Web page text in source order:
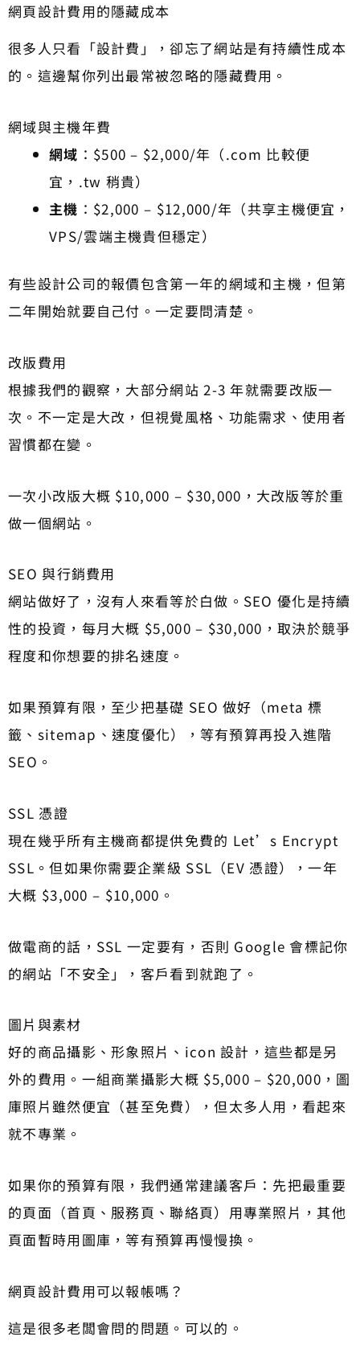
網頁設計費用的隱藏成本
很多人只看「設計費」，卻忘了網站是有持續性成本
的。這邊幫你列出最常被忽略的隱藏費用。
網域與主機年費
網域 ：$500 – $2,000/年（.com 比較便
宜，.tw 稍貴）
主機 ：$2,000 – $12,000/年（共享主機便宜，
VPS/雲端主機貴但穩定）
有些設計公司的報價包含第一年的網域和主機，但第
二年開始就要自己付。一定要問清楚。
改版費用
根據我們的觀察，大部分網站 2-3 年就需要改版一
次。不一定是大改，但視覺風格、功能需求、使用者
習慣都在變。
一次小改版大概 $10,000 – $30,000，大改版等於重
做一個網站。
SEO 與行銷費用
網站做好了，沒有人來看等於白做。SEO 優化是持續
性的投資，每月大概 $5,000 – $30,000，取決於競爭
程度和你想要的排名速度。
如果預算有限，至少把基礎 SEO 做好（meta 標
籤、sitemap、速度優化），等有預算再投入進階
SEO。
SSL 憑證
現在幾乎所有主機商都提供免費的 Let’s Encrypt
SSL。但如果你需要企業級 SSL（EV 憑證），一年
大概 $3,000 – $10,000。
做電商的話，SSL 一定要有，否則 Google 會標記你
的網站「不安全」，客戶看到就跑了。
圖片與素材
好的商品攝影、形象照片、icon 設計，這些都是另
外的費用。一組商業攝影大概 $5,000 – $20,000，圖
庫照片雖然便宜（甚至免費），但太多人用，看起來
就不專業。
如果你的預算有限，我們通常建議客戶：先把最重要
的頁面（首頁、服務頁、聯絡頁）用專業照片，其他
頁面暫時用圖庫，等有預算再慢慢換。
網頁設計費用可以報帳嗎？
這是很多老闆會問的問題。可以的。